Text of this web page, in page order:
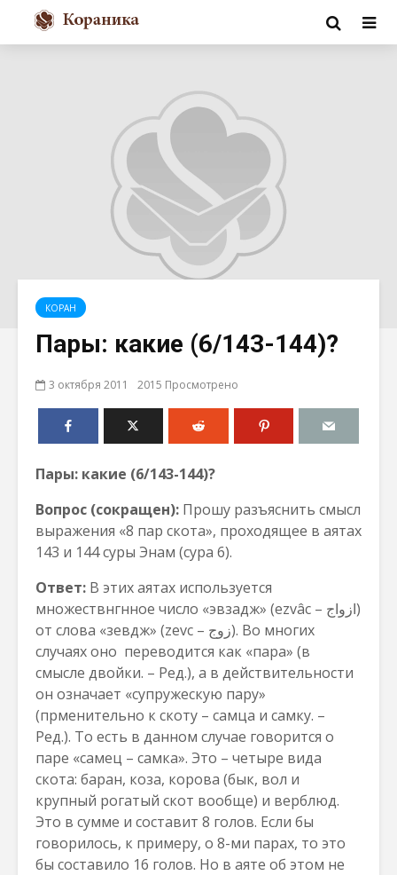
КОРАН
Пары: какие (6/143-144)?
3 октября 2011 2015 Просмотрено
Пары: какие (6/143-144)?
Вопрос (сокращен): Прошу разъяснить смысл
выражения «8 пар скота», проходящее в аятах
143 и 144 суры Энам (сура 6).
Ответ: В этих аятах используется
множествнгнное число «эвзадж» (ezvâc – ازواج)
от слова «зевдж» (zevc – زوج). Во многих
случаях оно переводится как «пара» (в
смысле двойки. – Ред.), а в действительности
он означает «супружескую пару»
(прменительно к скоту – самца и самку. –
Ред.). То есть в данном случае говорится о
паре «самец – самка». Это – четыре вида
скота: баран, коза, корова (бык, вол и
крупный рогатый скот вообще) и верблюд.
Это в сумме и составит 8 голов. Если бы
говорилось, к примеру, о 8-ми парах, то это
бы составило 16 голов. Но в аяте об этом не